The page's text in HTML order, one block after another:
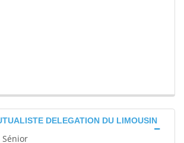
DELEGATION DU LIMOUSIN